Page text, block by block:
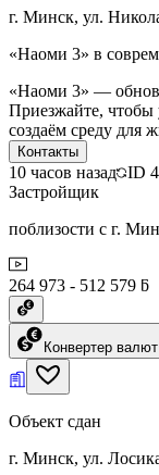
г. Минск, ул.
«Наоми 3» в
«Наоми 3» —
Приезжайте,
создаём среду для
Контакты
10 часов назад ID
Застройщик
поблизости с г.
264 973 - 512 579 ƃ
Конвертер валют
Объект сдан
г. Минск, ул.